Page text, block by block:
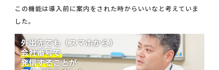
この機能は導入前に案内をされた時からいいなと考えていま
した。